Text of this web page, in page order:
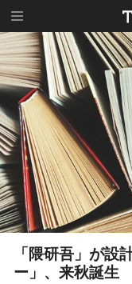
「隈研吾」が設
ー」、来秋誕生